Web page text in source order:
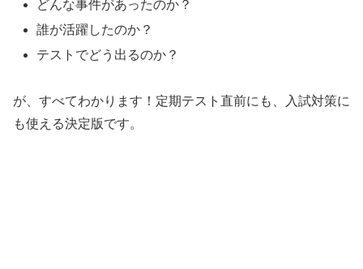
どんな事件があったのか？
誰が活躍したのか？
テストでどう出るのか？
が、すべてわかります！定期テスト直前にも、入試対策に
も使える決定版です。